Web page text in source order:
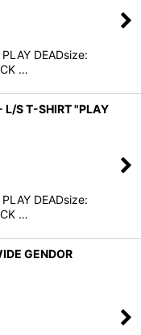
DEADsize:
…
L/S T-SHIRT "PLAY
DEADsize:
…
GENDOR